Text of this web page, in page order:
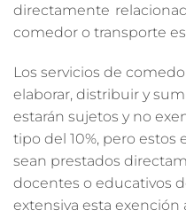
directamente
comedor o transporte
Los servicios de
elaborar, distribuir y
estarán sujetos y no
tipo del 10%, pero estos
sean prestados
docentes o educativos
extensiva esta